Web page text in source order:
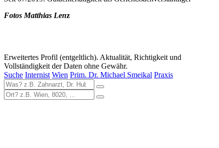
Fotos Matthias Lenz
Erweitertes Profil (entgeltlich). Aktualität, Richtigkeit und
Vollständigkeit der Daten ohne Gewähr.
Suche Internist Wien Prim. Dr. Michael Smeikal Praxis